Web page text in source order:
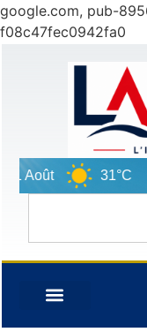
google.com, pub-
f08c47fec0942fa0
31°C